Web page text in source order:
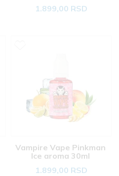
1.899,00 RSD
Vampire Vape Pinkman
Ice aroma 30ml
1.899,00 RSD